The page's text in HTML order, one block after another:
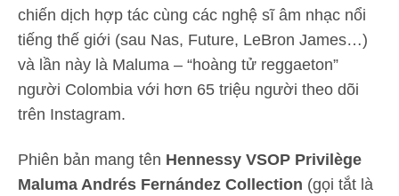
chiến dịch hợp tác cùng các nghệ sĩ âm nhạc nổi
tiếng thế giới (sau Nas, Future, LeBron James…)
và lần này là Maluma – “hoàng tử reggaeton”
người Colombia với hơn 65 triệu người theo dõi
trên Instagram.
Phiên bản mang tên Hennessy VSOP Privilège
Maluma Andrés Fernández Collection (gọi tắt là